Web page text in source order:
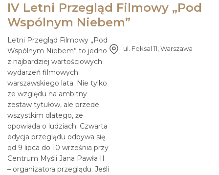
IV Letni Przegląd Filmowy „Pod
Wspólnym Niebem”
Letni Przegląd Filmowy „Pod
Wspólnym Niebem” to jedno
z najbardziej wartościowych
wydarzeń filmowych
warszawskiego lata. Nie tylko
ze względu na ambitny
zestaw tytułów, ale przede
wszystkim dlatego, że
opowiada o ludziach. Czwarta
edycja przeglądu odbywa się
od 9 lipca do 10 września przy
Centrum Myśli Jana Pawła II
– organizatora przeglądu. Jeśli
ul. Foksal 11, Warszawa